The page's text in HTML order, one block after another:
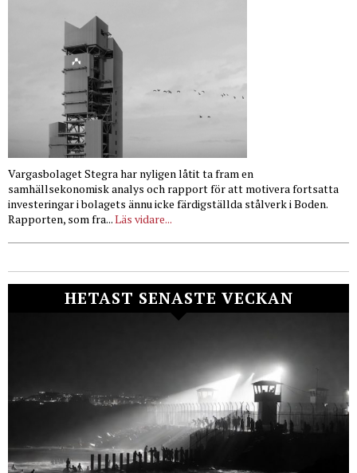
Vargasbolaget Stegra har nyligen låtit ta fram en
samhällsekonomisk analys och rapport för att motivera fortsatta
investeringar i bolagets ännu icke färdigställda stålverk i Boden.
Rapporten, som fra...Läs vidare...
HETAST SENASTE VECKAN